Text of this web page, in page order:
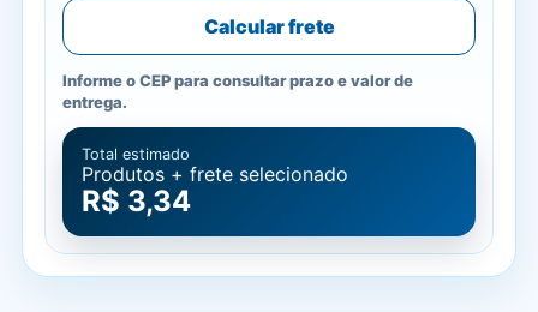
Calcular frete
Informe o CEP para consultar prazo e valor de
entrega.
Total estimado
Produtos + frete selecionado
R$ 3,34